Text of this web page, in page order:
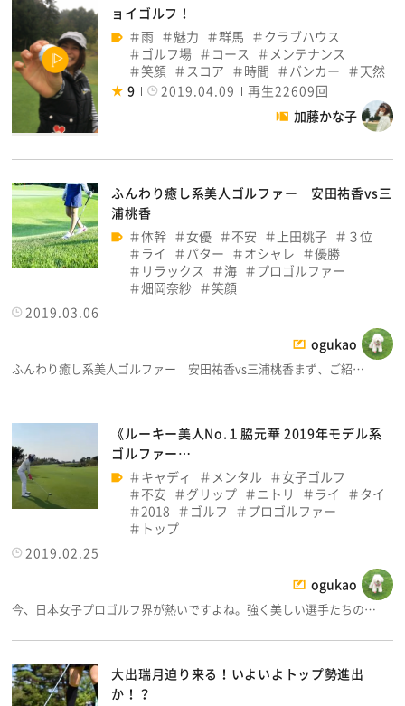
ョイゴルフ！
雨
魅力 群馬
クラブハウス
ゴルフ場
コース
メンテナンス
笑顔
スコア 時間 バンカー
天然
9
2019.04.09
再生22609回
加藤かな子
ふんわり癒し系美人ゴルファー 安田祐香vs三
浦桃香
体幹
女優 不安 上田桃子
３位
ライ
パター オシャレ
優勝
リラックス
海
プロゴルファー
畑岡奈紗
笑顔
2019.03.06
ogukao
ふんわり癒し系美人ゴルファー 安田祐香vs三浦桃香まず、ご紹…
《ルーキー美人No.１脇元華 2019年モデル系
ゴルファー…
キャディ
メンタル
女子ゴルフ
不安
グリップ ニトリ ライ
タイ
2018
ゴルフ
プロゴルファー
トップ
2019.02.25
ogukao
今、日本女子プロゴルフ界が熱いですよね。強く美しい選手たちの…
大出瑞月迫り来る！いよいよトップ勢進出
か！？